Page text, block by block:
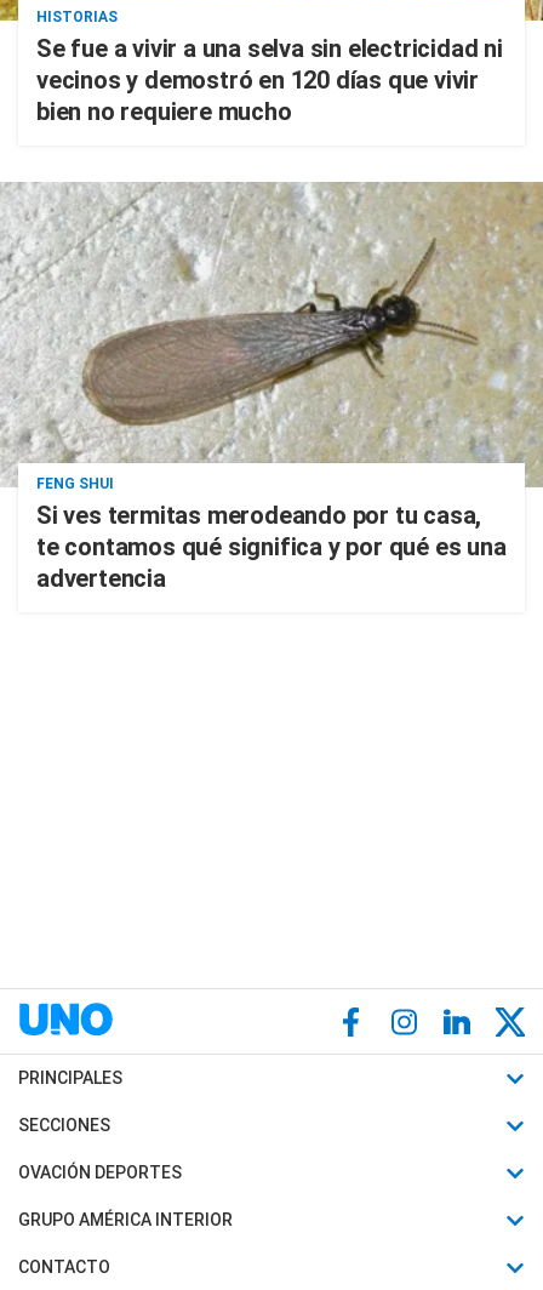
HISTORIAS
Se fue a vivir a una selva sin electricidad ni
vecinos y demostró en 120 días que vivir
bien no requiere mucho
FENG SHUI
Si ves termitas merodeando por tu casa,
te contamos qué significa y por qué es una
advertencia
PRINCIPALES
Últimas Noticias
Política
Judiciales
SECCIONES
Horóscopo
Motores
OVACIÓN DEPORTES
Fútbol
Mundial
GRUPO AMÉRICA INTERIOR
Canal 7 en Vivo
CONTACTO